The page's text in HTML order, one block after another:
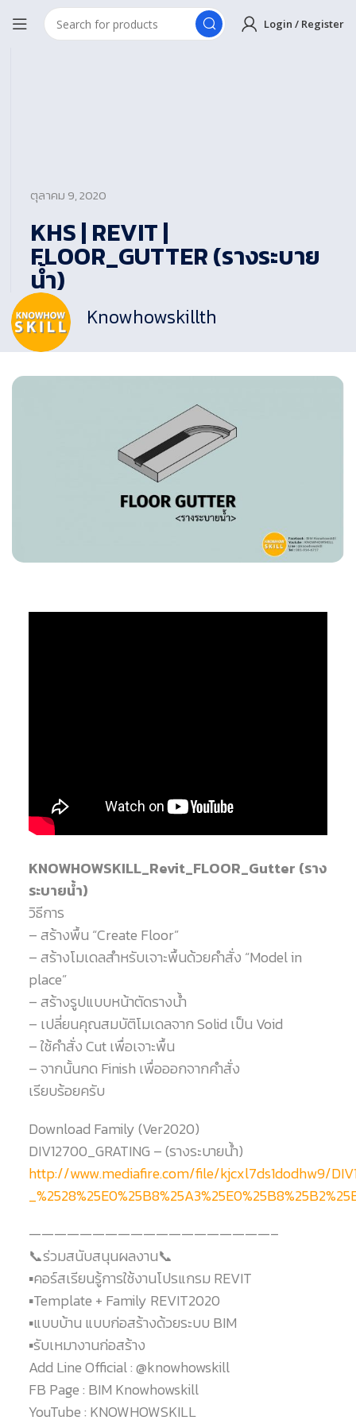
Login / Register
ตุลาคม 9, 2020
KHS | REVIT |
FLOOR_GUTTER (รางระบาย
น้ำ)
Knowhowskillth
KNOWHOWSKILL_Revit_FLOOR_Gutter (ราง
ระบายน้ำ)
วิธีการ
– สร้างพื้น “Create Floor”
– สร้างโมเดลสำหรับเจาะพื้นด้วยคำสั่ง “Model in
place”
– สร้างรูปแบบหน้าตัดรางน้ำ
– เปลี่ยนคุณสมบัติโมเดลจาก Solid เป็น Void
– ใช้คำสั่ง Cut เพื่อเจาะพื้น
– จากนั้นกด Finish เพื่อออกจากคำสั่ง
เรียบร้อยครับ
Download Family (Ver2020)
DIV12700_GRATING – (รางระบายน้ำ)
http://www.mediafire.com/file/kjcxl7ds1dodhw9/
———————————————————–
📞ร่วมสนับสนุนผลงาน📞
▪️คอร์สเรียนรู้การใช้งานโปรแกรม REVIT
▪️Template + Family REVIT2020
▪️แบบบ้าน แบบก่อสร้างด้วยระบบ BIM
▪️รับเหมางานก่อสร้าง
Add Line Official : @knowhowskill
FB Page : BIM Knowhowskill
YouTube : KNOWHOWSKILL